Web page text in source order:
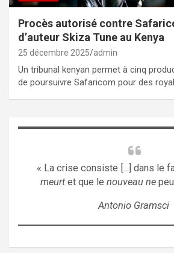
Procès autorisé contre
d’auteur Skiza Tune au Kenya
25 décembre 2025 admin
Un tribunal kenyan permet à cinq
de poursuivre Safaricom pour des
« La crise consiste [...] dans le
meurtet que le nouveau ne
Antonio Gramsci